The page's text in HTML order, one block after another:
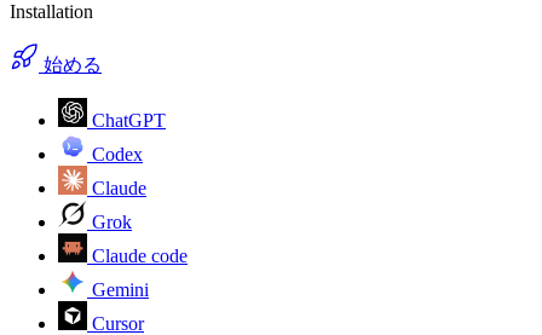
Installation
始める
ChatGPT
Codex
Claude
Grok
Claude code
Gemini
Cursor